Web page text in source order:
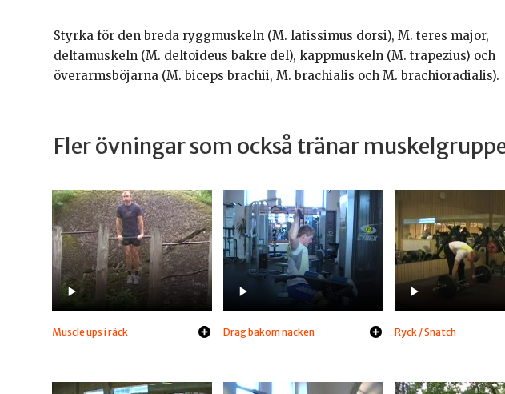
Styrka för den breda ryggmuskeln (M. latissimus dorsi), M. teres major,
deltamuskeln (M. deltoideus bakre del), kappmuskeln (M. trapezius) och
överarmsböjarna (M. biceps brachii, M. brachialis och M. brachioradialis).
Fler övningar som också tränar
Muscle ups i räck Drag bakom nacken Ryck / Snatch